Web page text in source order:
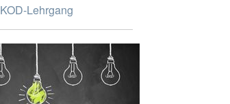
KOD-Lehrgang